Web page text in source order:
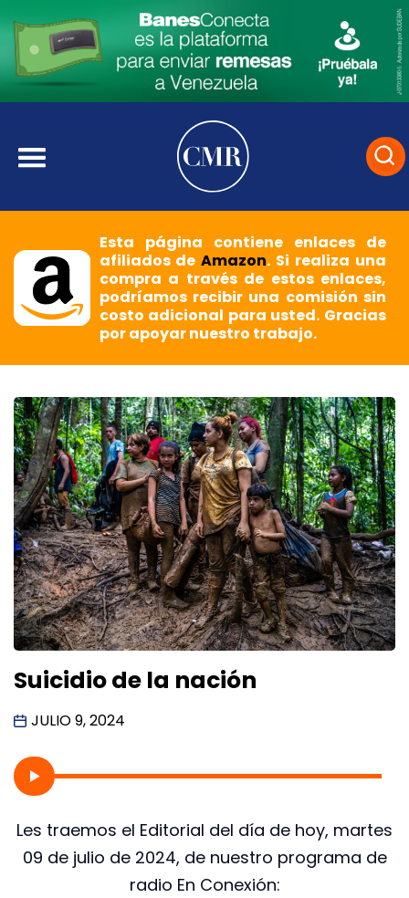
Esta página contiene enlaces de
afiliados deAmazon. Si realiza una
compra a través de estos enlaces,
podríamos recibir una comisión sin
costo adicional para usted. Gracias
por apoyar nuestro trabajo.
Suicidio de la nación
JULIO 9, 2024
Les traemos el Editorial del día de hoy, martes
09 de julio de 2024, de nuestro programa de
radio En Conexión: